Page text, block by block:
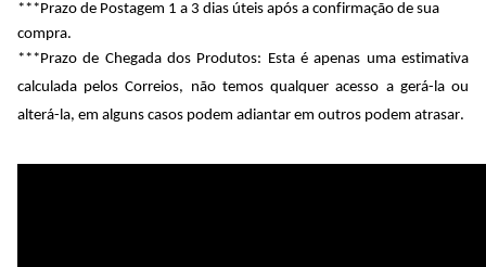
***Prazo de Postagem 1 a 3 dias úteis após a confirmação de sua
compra.
***Prazo de Chegada dos Produtos: Esta é apenas uma estimativa
calculada pelos Correios, não temos qualquer acesso a gerá-la ou
alterá-la, em alguns casos podem adiantar em outros podem atrasar.